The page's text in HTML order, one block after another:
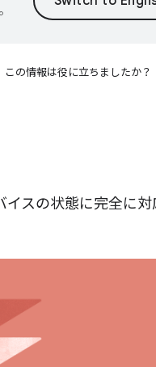
この情報は役に立ちましたか？
スの状態に完全に対